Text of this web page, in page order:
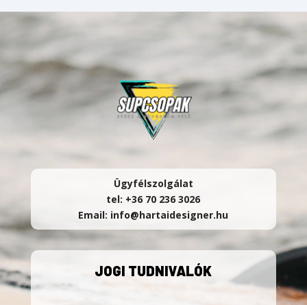
Ügyfélszolgálat
tel: +36 70 236 3026
Email: info@hartaidesigner.hu
JOGI TUDNIVALÓK